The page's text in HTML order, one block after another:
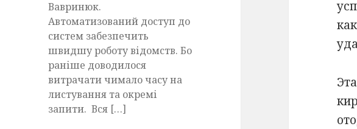
Вавринюк.
Автоматизований доступ до
систем забезпечить
швидшу роботу відомств. Бо
раніше доводилося
витрачати чимало часу на
листування та окремі
запити. Вся […]